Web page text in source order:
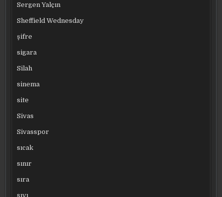
Sergen Yalçın
Sheffield Wednesday
şifre
sigara
Silah
sinema
site
Sivas
Sivasspor
sıcak
sınır
sıra
sıvı